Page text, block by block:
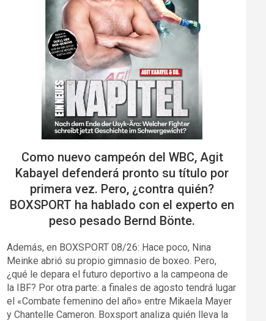
Como nuevo campeón del WBC, Agit
Kabayel defenderá pronto su título por
primera vez. Pero, ¿contra quién?
BOXSPORT ha hablado con el experto en
peso pesado Bernd Bönte.
Además, en BOXSPORT 08/26: Hace poco, Nina
Meinke abrió su propio gimnasio de boxeo. Pero,
¿qué le depara el futuro deportivo a la campeona de
la IBF? Por otra parte: a finales de agosto tendrá lugar
el «Combate femenino del año» entre Mikaela Mayer
y Chantelle Cameron. Boxsport analiza quién lleva la